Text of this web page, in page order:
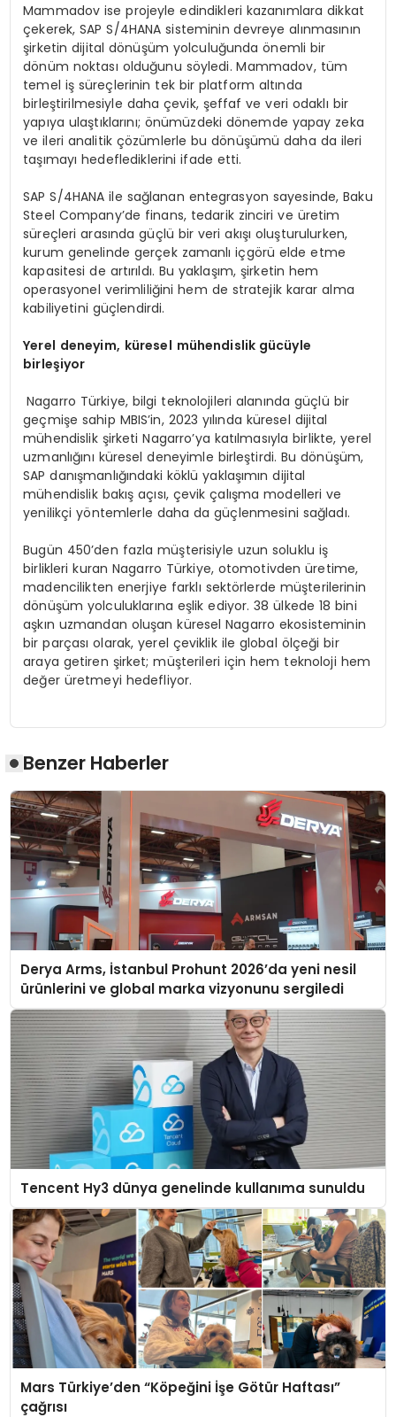
Mammadov ise projeyle edindikleri kazanımlara dikkat
çekerek, SAP S/4HANA sisteminin devreye alınmasının
şirketin dijital dönüşüm yolculuğunda önemli bir
dönüm noktası olduğunu söyledi. Mammadov, tüm
temel iş süreçlerinin tek bir platform altında
birleştirilmesiyle daha çevik, şeffaf ve veri odaklı bir
yapıya ulaştıklarını; önümüzdeki dönemde yapay zeka
ve ileri analitik çözümlerle bu dönüşümü daha da ileri
taşımayı hedeflediklerini ifade etti.
SAP S/4HANA ile sağlanan entegrasyon sayesinde, Baku
Steel Company’de finans, tedarik zinciri ve üretim
süreçleri arasında güçlü bir veri akışı oluşturulurken,
kurum genelinde gerçek zamanlı içgörü elde etme
kapasitesi de artırıldı. Bu yaklaşım, şirketin hem
operasyonel verimliliğini hem de stratejik karar alma
kabiliyetini güçlendirdi.
Yerel deneyim, küresel mühendislik gücüyle
birleşiyor
Nagarro Türkiye, bilgi teknolojileri alanında güçlü bir
geçmişe sahip MBIS’in, 2023 yılında küresel dijital
mühendislik şirketi Nagarro’ya katılmasıyla birlikte, yerel
uzmanlığını küresel deneyimle birleştirdi. Bu dönüşüm,
SAP danışmanlığındaki köklü yaklaşımın dijital
mühendislik bakış açısı, çevik çalışma modelleri ve
yenilikçi yöntemlerle daha da güçlenmesini sağladı.
Bugün 450’den fazla müşterisiyle uzun soluklu iş
birlikleri kuran Nagarro Türkiye, otomotivden üretime,
madencilikten enerjiye farklı sektörlerde müşterilerinin
dönüşüm yolculuklarına eşlik ediyor. 38 ülkede 18 bini
aşkın uzmandan oluşan küresel Nagarro ekosisteminin
bir parçası olarak, yerel çeviklik ile global ölçeği bir
araya getiren şirket; müşterileri için hem teknoloji hem
değer üretmeyi hedefliyor.
Benzer Haberler
Derya Arms, İstanbul Prohunt 2026’da yeni nesil
ürünlerini ve global marka vizyonunu sergiledi
Tencent Hy3 dünya genelinde kullanıma sunuldu
Mars Türkiye’den “Köpeğini İşe Götür Haftası”
çağrısı